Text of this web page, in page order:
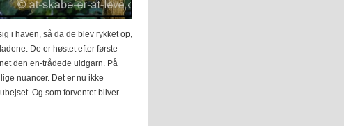
i haven, så da de blev rykket op,
De er høstet efter første
den en-trådede uldgarn. På
nuancer. Det er nu ikke
Og som forventet bliver